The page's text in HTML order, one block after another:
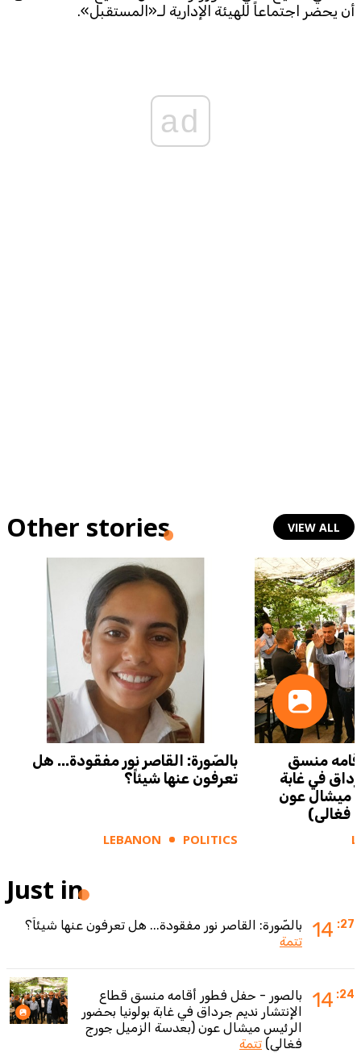
أن يحضر اجتماعاً للهيئة الإدارية لـ«المستقبل».
ad
Other stories VIEW ALL
بالصّورة: القاصر نور مفقودة... هل
تعرفون عنها شيئاً؟
LEBANON POLITICS
منسق
في غابة
ميشال عون
فغالي)
Just in
14 :27
بالصّورة: القاصر نور مفقودة... هل تعرفون عنها شيئاً؟
تتمة
14 :24
بالصور - حفل فطور أقامه منسق قطاع
الإنتشار نديم جرداق في غابة بولونيا بحضور
الرئيس ميشال عون (بعدسة الزميل جورج
فغالي) تتمة